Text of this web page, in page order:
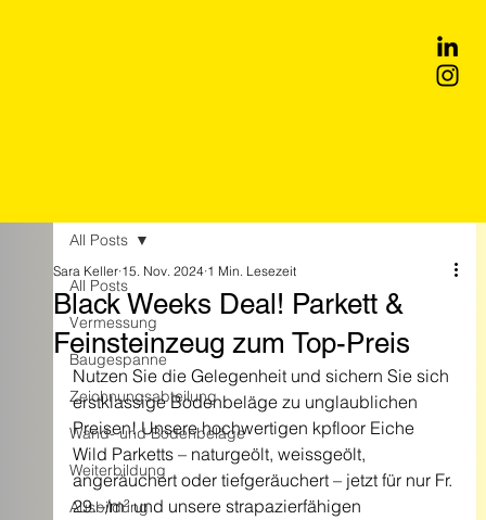
All Posts
Vermessung
Baugespanne
Zeichnungsabteilung
Wand- und Bodenbeläge
Weiterbildung
Ausbildung
All Posts
Black Weeks Deal! Parkett &
Feinsteinzeug zum Top-Preis
Sara Keller 15. Nov. 2024 1 Min. Lesezeit
Nutzen Sie die Gelegenheit und sichern Sie sich
erstklassige Bodenbeläge zu unglaublichen
Preisen! Unsere hochwertigen kpfloor Eiche
Wild Parketts – naturgeölt, weissgeölt,
angeräuchert oder tiefgeräuchert – jetzt für nur Fr.
29.–/m² und unsere strapazierfähigen